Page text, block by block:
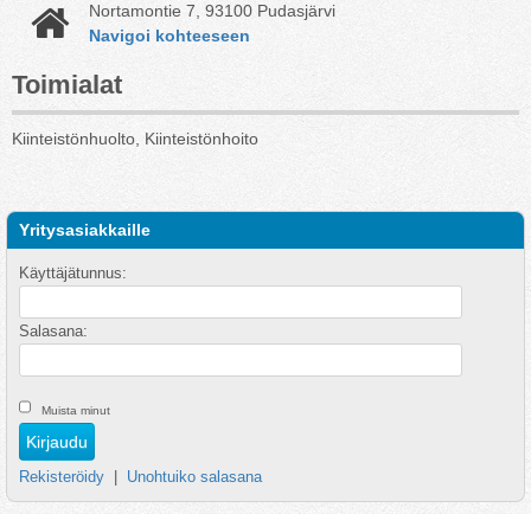
Nortamontie 7, 93100 Pudasjärvi
Navigoi kohteeseen
Toimialat
Kiinteistönhuolto, Kiinteistönhoito
Yritysasiakkaille
Käyttäjätunnus:
Salasana:
Muista minut
Rekisteröidy Unohtuiko salasana